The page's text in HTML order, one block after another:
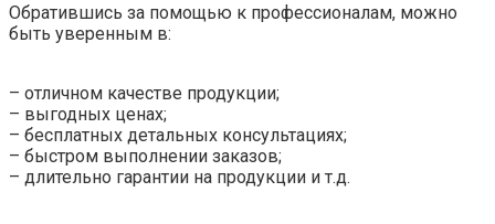
Обратившись за помощью к профессионалам, можно
быть уверенным в:
– отличном качестве продукции;
– выгодных ценах;
– бесплатных детальных консультациях;
– быстром выполнении заказов;
– длительно гарантии на продукции и т.д.